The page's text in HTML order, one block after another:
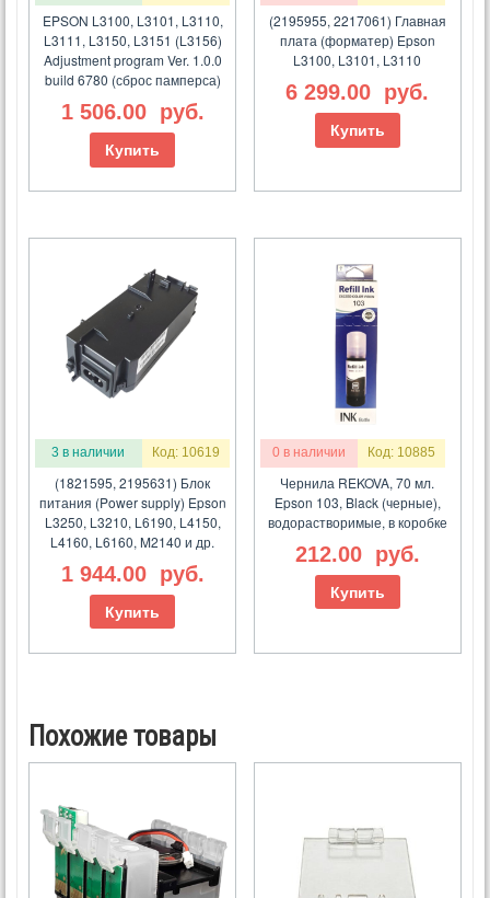
EPSON L3100, L3101, L3110,
L3111, L3150, L3151 (L3156)
Adjustment program Ver. 1.0.0
build 6780 (сброс памперса)
1 506.00 руб.
Купить
(2195955, 2217061) Главная
плата (форматер) Epson
L3100, L3101, L3110
6 299.00 руб.
Купить
3 в наличии Код: 10619
(1821595, 2195631) Блок
питания (Power supply) Epson
L3250, L3210, L6190, L4150,
L4160, L6160, M2140 и др.
1 944.00 руб.
Купить
0 в наличии Код: 10885
Чернила REKOVA, 70 мл.
Epson 103, Black (черные),
водорастворимые, в коробке
212.00 руб.
Купить
Похожие товары